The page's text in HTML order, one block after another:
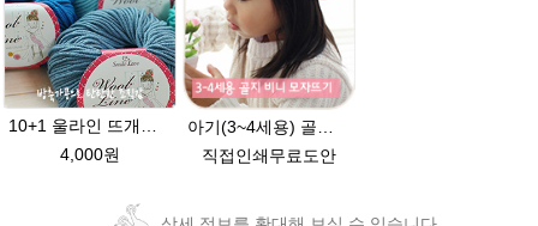
4,000원
직접인쇄무료도안